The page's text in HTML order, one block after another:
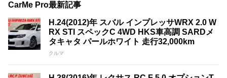
CarMe Pro最新記事
H.24(2012)年 スバル インプレッサWRX 2.0 W
RX STI スペックC 4WD HKS車高調 SARDメ
タキャタ パールホワイト 走行32,000km
クルマ